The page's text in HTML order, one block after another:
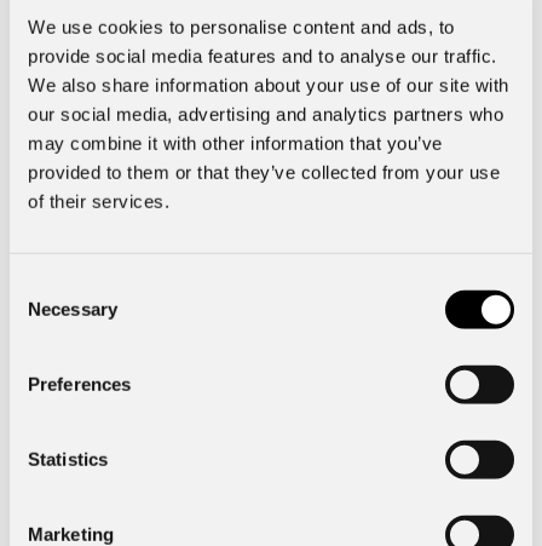
We use cookies to personalise content and ads, to
provide social media features and to analyse our traffic.
We also share information about your use of our site with
our social media, advertising and analytics partners who
may combine it with other information that you’ve
provided to them or that they’ve collected from your use
of their services.
Selection
Necessary
Preferences
Statistics
Marketing
Säkerhet & Trygghet
Interiör
Basuppgifter